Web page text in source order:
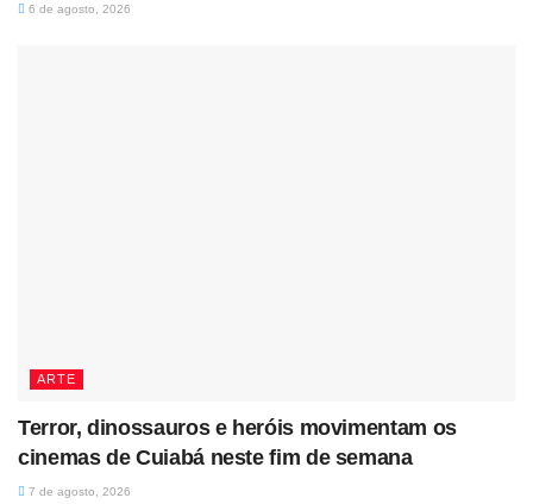
6 de agosto, 2026
ARTE
Terror, dinossauros e heróis movimentam os
cinemas de Cuiabá neste fim de semana
7 de agosto, 2026